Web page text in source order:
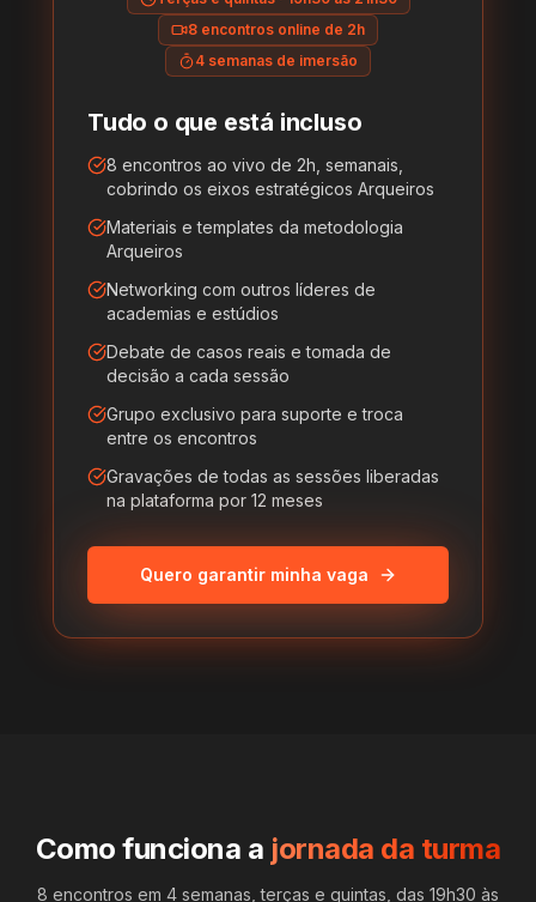
8 encontros online de 2h
4 semanas de imersão
Tudo o que está incluso
8 encontros ao vivo de 2h, semanais,
cobrindo os eixos estratégicos Arqueiros
Materiais e templates da metodologia
Arqueiros
Networking com outros líderes de
academias e estúdios
Debate de casos reais e tomada de
decisão a cada sessão
Grupo exclusivo para suporte e troca
entre os encontros
Gravações de todas as sessões liberadas
na plataforma por 12 meses
Quero garantir minha vaga
Como funciona a jornada da turma
8 encontros em 4 semanas, terças e quintas, das 19h30 às